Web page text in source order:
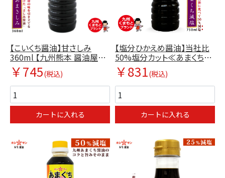
【こいくち醤油】甘さしみ
360ml 【九州熊本 醤油屋ホ
シサン】
￥745(税込)
カートに入れる
【塩分ひかえめ醤油】当社比
50%塩分カット≪あまくち減
塩 750ml≫【九州くまもとの
老舗ホシサン醤油】
￥831(税込)
カートに入れる